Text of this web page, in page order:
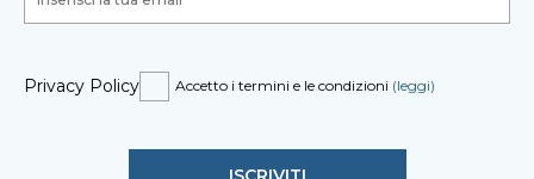
Privacy Policy Accetto i termini e le condizioni (leggi)